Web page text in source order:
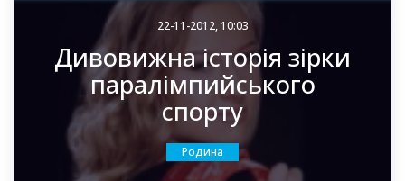
22-11-2012, 10:03
Дивовижна історія зірки
паралімпийського
спорту
Родина